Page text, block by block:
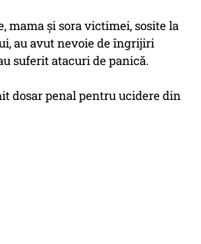
mama şi sora victimei, sosite la
au avut nevoie de îngrijiri
suferit atacuri de panică.
dosar penal pentru ucidere din